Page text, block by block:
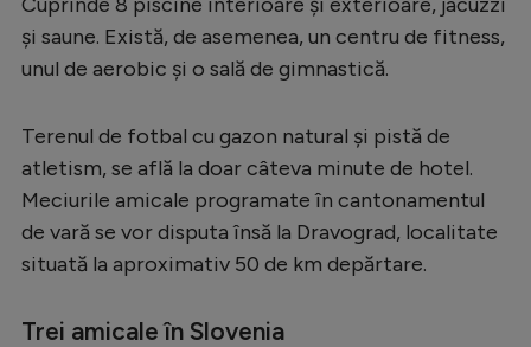
Alte sporturi
JO 2024
Intră în cont
și saune. Există, de asemenea, un centru de fitness,
unul de aerobic și o sală de gimnastică.
Terenul de fotbal cu gazon natural și pistă de
atletism, se află la doar câteva minute de hotel.
Meciurile amicale programate în cantonamentul
de vară se vor disputa însă la Dravograd, localitate
situată la aproximativ 50 de km depărtare.
Trei amicale în Slovenia